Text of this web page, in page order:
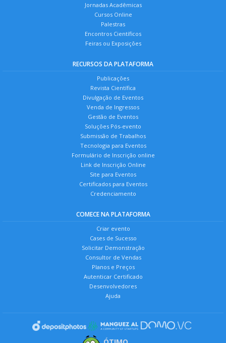
Jornadas Acadêmicas
Cursos Online
Palestras
Encontros Científicos
Feiras ou Exposições
RECURSOS DA PLATAFORMA
Publicações
Revista Científica
Divulgação de Eventos
Venda de Ingressos
Gestão de Eventos
Soluções Pós-evento
Submissão de Trabalhos
Tecnologia para Eventos
Formulário de Inscrição online
Link de Inscrição Online
Site para Eventos
Certificados para Eventos
Credenciamento
COMECE NA PLATAFORMA
Criar evento
Cases de Sucesso
Solicitar Demonstração
Consultor de Vendas
Planos e Preços
Autenticar Certificado
Desenvolvedores
Ajuda